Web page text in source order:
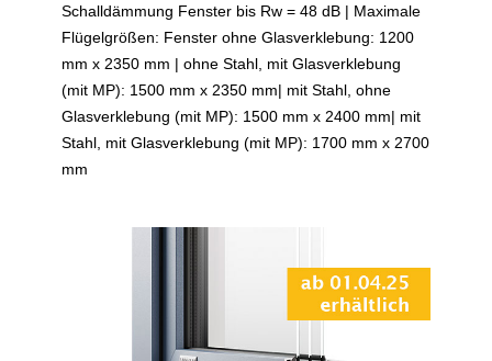
Schalldämmung Fenster bis Rw = 48 dB | Maximale
Flügelgrößen: Fenster ohne Glasverklebung: 1200
mm x 2350 mm | ohne Stahl, mit Glasverklebung
(mit MP): 1500 mm x 2350 mm| mit Stahl, ohne
Glasverklebung (mit MP): 1500 mm x 2400 mm| mit
Stahl, mit Glasverklebung (mit MP): 1700 mm x 2700
mm